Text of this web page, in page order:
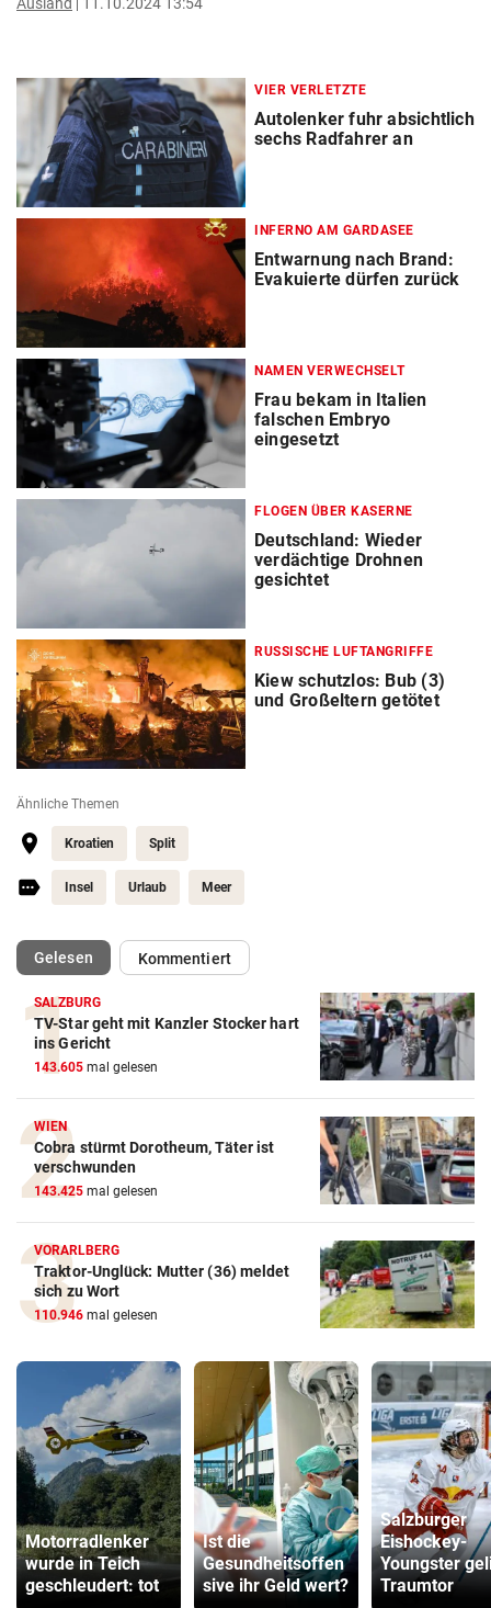
VIER VERLETZTE
Autolenker fuhr absichtlich
sechs Radfahrer an
INFERNO AM GARDASEE
Entwarnung nach Brand:
Evakuierte dürfen zurück
NAMEN VERWECHSELT
Frau bekam in Italien
falschen Embryo
eingesetzt
FLOGEN ÜBER KASERNE
Deutschland: Wieder
verdächtige Drohnen
gesichtet
RUSSISCHE LUFTANGRIFFE
Kiew schutzlos: Bub (3)
und Großeltern getötet
Ähnliche Themen
Kroatien Split
Insel Urlaub Meer
Gelesen(ausgewählt)Kommentiert
SALZBURG
TV-Star geht mit Kanzler Stocker hart
ins Gericht
143.605 mal gelesen
WIEN
Cobra stürmt Dorotheum, Täter ist
verschwunden
143.425 mal gelesen
VORARLBERG
Traktor-Unglück: Mutter (36) meldet
sich zu Wort
110.946 mal gelesen
Motorradlenker
wurde in Teich
geschleudert: tot
Ist die
Gesundheitsoffen
sive ihr Geld wert?
Salzburger
Eishockey-
Youngster
Traumtor